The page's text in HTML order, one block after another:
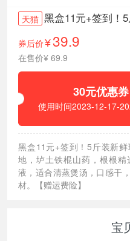
天猫 黑盒11元+签到！
券后价¥39.9
在售价¥ 69.9
30元优惠券
使用时间2023-12-17-
黑盒11元+签到！5斤装新
地，垆土铁棍山药，根根
液，适合清蒸煲汤，口感干
材。【赠运费险】
宝